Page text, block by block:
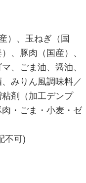
）、玉ねぎ（国
、豚肉（国産）、
、ごま油、醤油、
みりん風調味料／
剤（加工デンプ
・ごま・小麦・ゼ
不可)